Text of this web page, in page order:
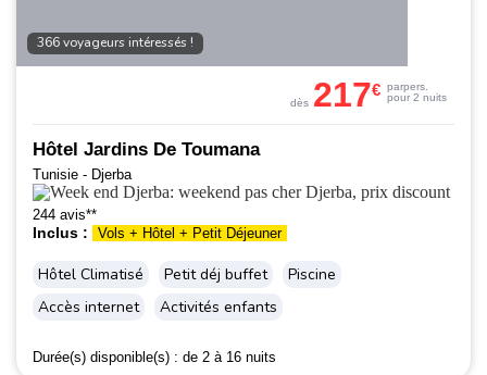
366 voyageurs intéressés !
Hôtel Jardins De Toumana
Tunisie - Djerba
244 avis**
Inclus : Vols + Hôtel + Petit Déjeuner
Hôtel Climatisé Petit déj buffet
Piscine
Accès internet
Activités enfants
Durée(s) disponible(s) : de 2 à 16 nuits
dès 217€ parpers.
pour 2 nuits